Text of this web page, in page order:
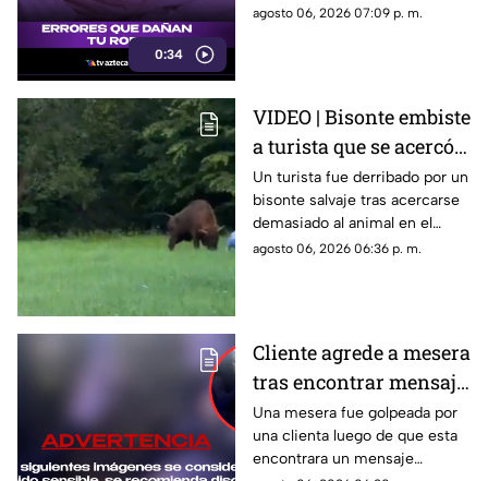
0:34
manera incorrecta, algunos
tiempo.
agosto 06, 2026 07:09 p. m.
VIDEO | Bisonte embiste
a turista que se acercó
para tomarse una selfie
en un bosque
Un turista fue derribado por un
bisonte salvaje tras acercarse
demasiado al animal en el
bosque de Białowieża, Polonia.
agosto 06, 2026 06:36 p. m.
Cliente agrede a mesera
tras encontrar mensaje
en el teléfono de su
novio
Una mesera fue golpeada por
una clienta luego de que esta
encontrara un mensaje